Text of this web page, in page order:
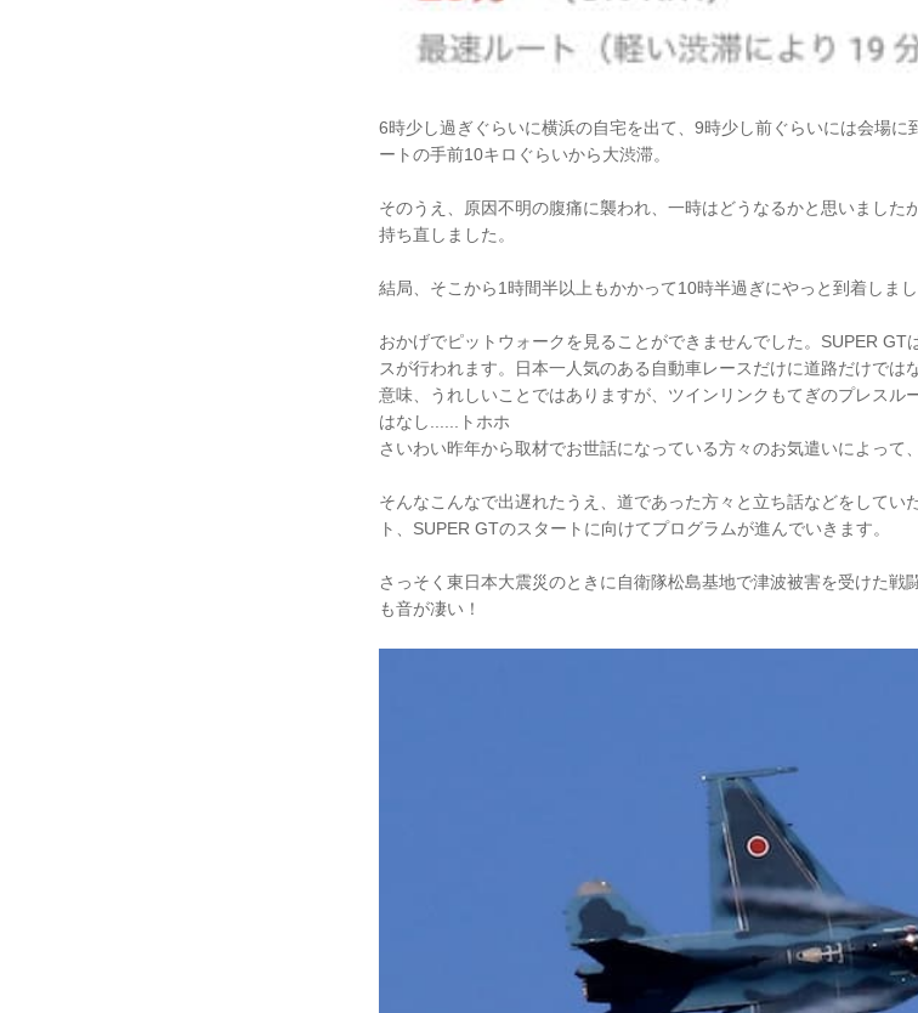
6時少し過ぎぐらいに横浜の自宅を出て、9時少し前ぐらいには会場
ートの手前10キロぐらいから大渋滞。
そのうえ、原因不明の腹痛に襲われ、一時はどうなるかと思いました
持ち直しました。
結局、そこから1時間半以上もかかって10時半過ぎにやっと到着しまし
おかげでピットウォークを見ることができませんでした。SUPER
スが行われます。日本一人気のある自動車レースだけに道路だけでは
意味、うれしいことではありますが、ツインリンクもてぎのプレスル
はなし......トホホ
さいわい昨年から取材でお世話になっている方々のお気遣いによって
そんなこんなで出遅れたうえ、道であった方々と立ち話などをしてい
ト、SUPER GTのスタートに向けてプログラムが進んでいきます。
さっそく東日本大震災のときに自衛隊松島基地で津波被害を受けた戦
も音が凄い！